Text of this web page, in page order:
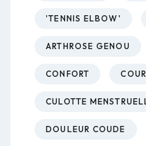
'TENNIS ELBOW'
ARTHROSE GENOU
CONFORT
CULOTTE
DOULEUR COUDE